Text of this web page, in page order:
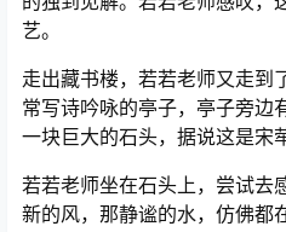
艺。
走出藏书楼，若若老师又走到
常写诗吟咏的亭子，亭子旁边
一块巨大的石头，据说这是宋
若若老师坐在石头上，尝试去
新的风，那静谧的水，仿佛都